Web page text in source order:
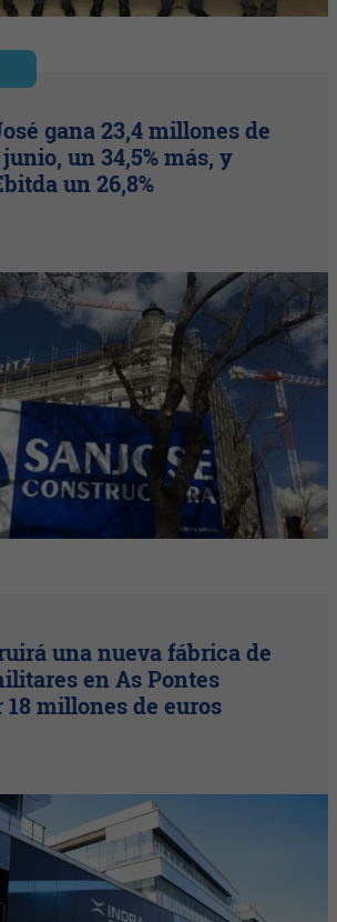
gana 23,4 millones de
un 34,5% más, y
un 26,8%
una nueva fábrica de
en As Pontes
18 millones de euros